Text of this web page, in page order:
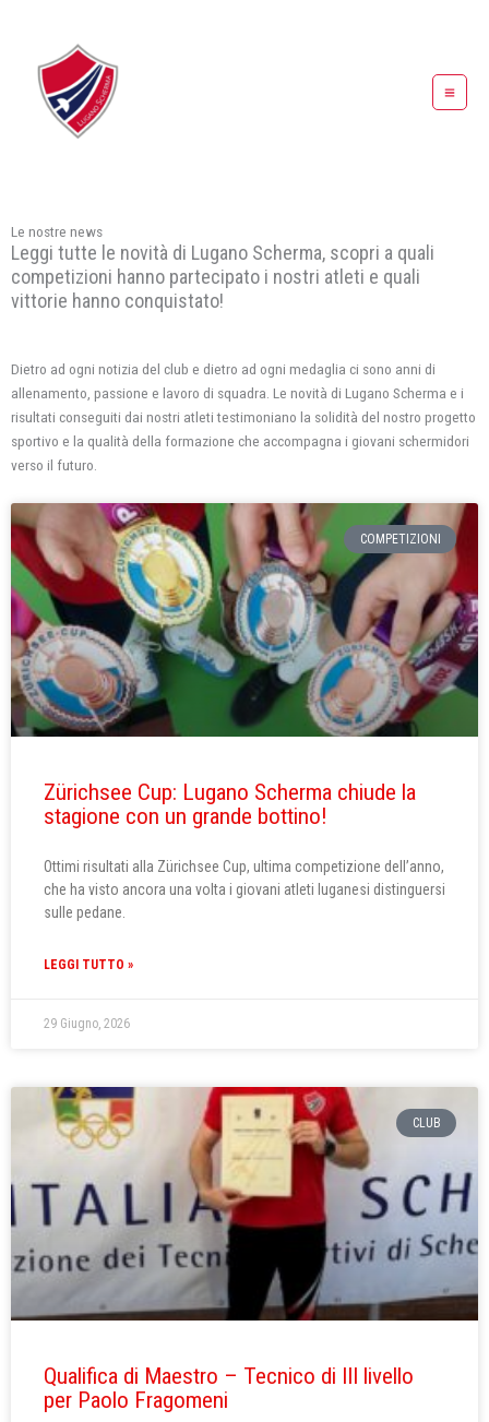
contenuto
Le nostre news
Leggi tutte le novità di Lugano Scherma, scopri a quali
competizioni hanno partecipato i nostri atleti e quali
vittorie hanno conquistato!
Dietro ad ogni notizia del club e dietro ad ogni medaglia ci sono anni di
allenamento, passione e lavoro di squadra. Le novità di Lugano Scherma e i
risultati conseguiti dai nostri atleti testimoniano la solidità del nostro progetto
sportivo e la qualità della formazione che accompagna i giovani schermidori
verso il futuro.
COMPETIZIONI
Zürichsee Cup: Lugano Scherma chiude la
stagione con un grande bottino!
Ottimi risultati alla Zürichsee Cup, ultima competizione dell’anno,
che ha visto ancora una volta i giovani atleti luganesi distinguersi
sulle pedane.
LEGGI TUTTO »
29 Giugno, 2026
CLUB
Qualifica di Maestro – Tecnico di III livello
per Paolo Fragomeni